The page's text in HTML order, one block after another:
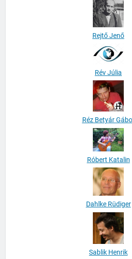
Rejtő Jenő
Rév Júlia
Réz Betyár
Róbert Katalin
Dahlke Rüdiger
Sablik Henrik